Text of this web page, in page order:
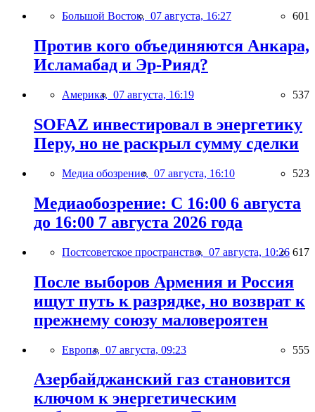
Большой Восток, 07 августа, 16:27 601
Против кого объединяются Анкара,
Исламабад и Эр-Рияд?
Америка, 07 августа, 16:19 537
SOFAZ инвестировал в энергетику
Перу, но не раскрыл сумму сделки
Медиа обозрение, 07 августа, 16:10 523
Медиаобозрение: С 16:00 6 августа
до 16:00 7 августа 2026 года
Постсоветское пространство, 07 августа, 10:26 617
После выборов Армения и Россия
ищут путь к разрядке, но возврат к
прежнему союзу маловероятен
Европа, 07 августа, 09:23 555
Азербайджанский газ становится
ключом к энергетическим